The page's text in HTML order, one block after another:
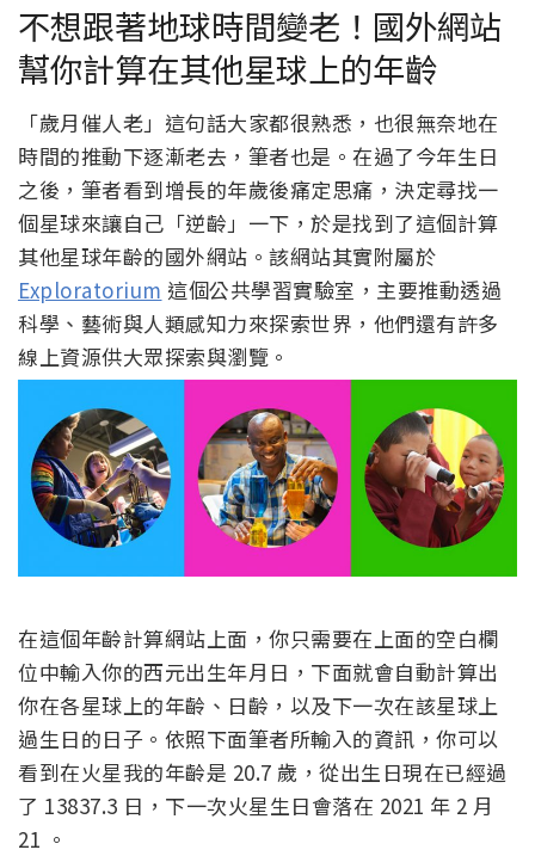
不想跟著地球時間變老！國外網站
幫你計算在其他星球上的年齡
「歲月催人老」這句話大家都很熟悉，也很無奈地在
時間的推動下逐漸老去，筆者也是。在過了今年生日
之後，筆者看到增長的年歲後痛定思痛，決定尋找一
個星球來讓自己「逆齡」一下，於是找到了這個計算
其他星球年齡的國外網站。該網站其實附屬於
Exploratorium 這個公共學習實驗室，主要推動透過
科學、藝術與人類感知力來探索世界，他們還有許多
線上資源供大眾探索與瀏覽。
在這個年齡計算網站上面，你只需要在上面的空白欄
位中輸入你的西元出生年月日，下面就會自動計算出
你在各星球上的年齡、日齡，以及下一次在該星球上
過生日的日子。依照下面筆者所輸入的資訊，你可以
看到在火星我的年齡是 20.7 歲，從出生日現在已經過
了 13837.3 日，下一次火星生日會落在 2021 年 2 月
21 。